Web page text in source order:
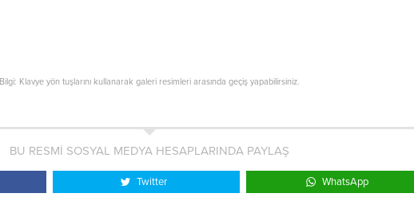
Bilgi: Klavye yön tuşlarını kullanarak galeri resimleri arasında geçiş yapabilirsiniz.
BU RESMİ SOSYAL MEDYA HESAPLARINDA PAYLAŞ
Twitter WhatsApp